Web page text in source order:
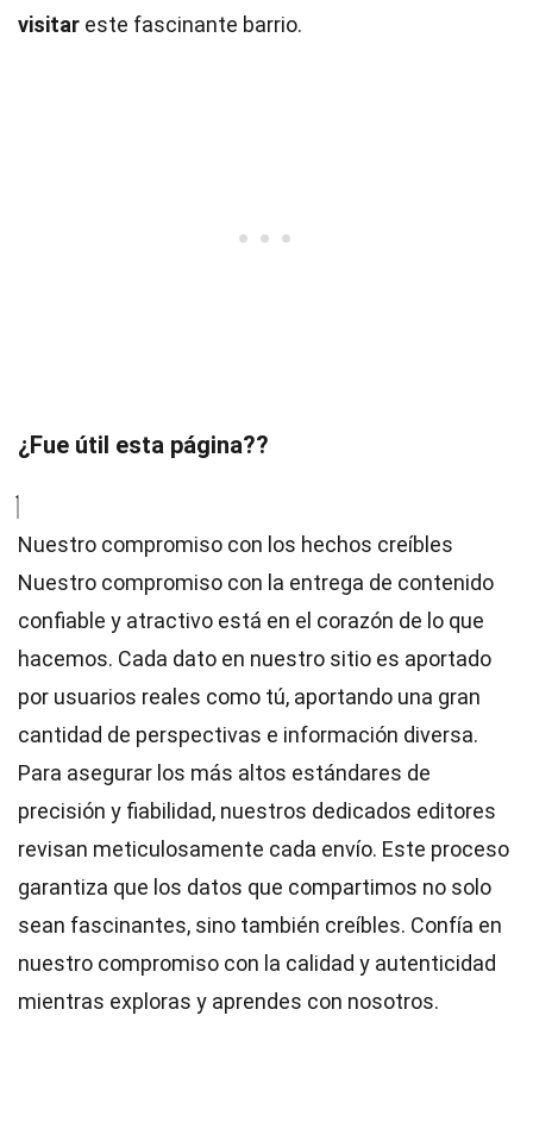
visitar este fascinante barrio.
¿Fue útil esta página??
Nuestro compromiso con los hechos creíbles
Nuestro compromiso con la entrega de contenido
confiable y atractivo está en el corazón de lo que
hacemos. Cada dato en nuestro sitio es aportado
por usuarios reales como tú, aportando una gran
cantidad de perspectivas e información diversa.
Para asegurar los más altos estándares de
precisión y fiabilidad, nuestros dedicados editores
revisan meticulosamente cada envío. Este proceso
garantiza que los datos que compartimos no solo
sean fascinantes, sino también creíbles. Confía en
nuestro compromiso con la calidad y autenticidad
mientras exploras y aprendes con nosotros.